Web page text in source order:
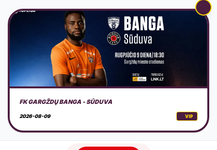
PALANGOS PARKO VAKARAI
2026-08-12 VIP